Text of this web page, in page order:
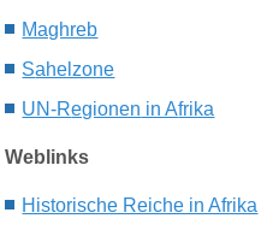
Maghreb
Sahelzone
UN-Regionen in Afrika
Weblinks
Historische Reiche in Afrika